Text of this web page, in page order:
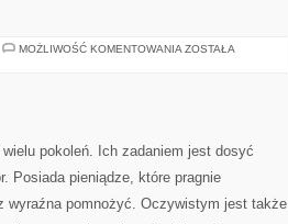
MOŻLIWOŚĆ KOMENTOWANIA NIERUCHOMOŚCI
ZOSTAŁA
pokoleń. Ich zadaniem jest dosyć
Posiada pieniądze, które pragnie
wyraźna pomnożyć. Oczywistym jest także